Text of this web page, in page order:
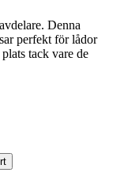
Denna
perfekt för lådor
tack vare de